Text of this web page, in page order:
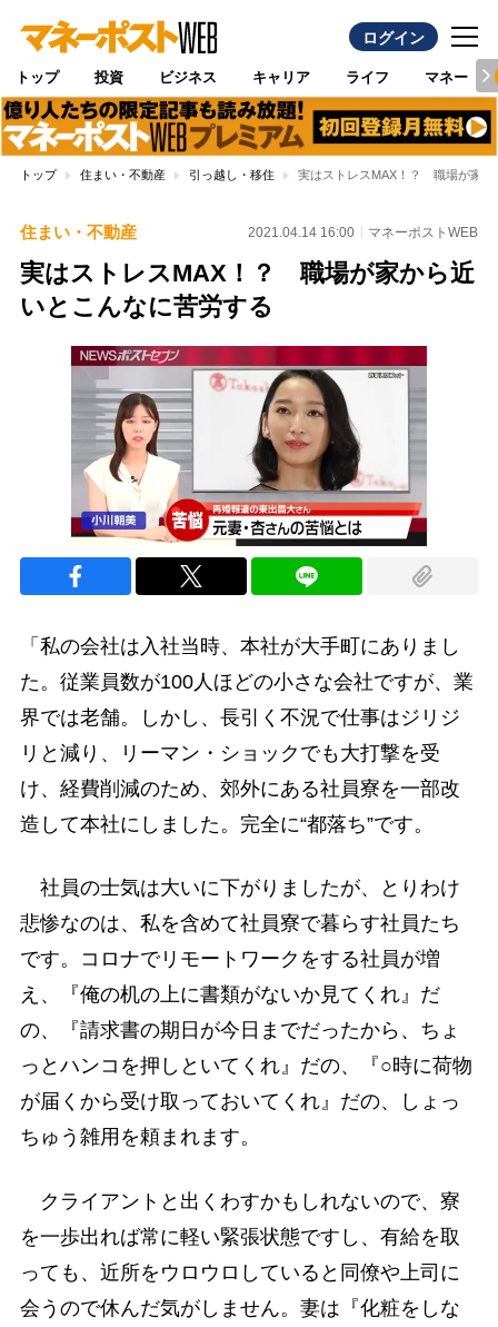
ログイン
トップ 投資 ビジネス キャリア ライフ マネー
トップ 住まい・不動産 引っ越し・移住 実はストレスMAX！？ 職場が家か
住まい・不動産 2021.04.14 16:00 マネーポストWEB
実はストレスMAX！？ 職場が家から近
いとこんなに苦労する
「私の会社は入社当時、本社が大手町にありまし
た。従業員数が100人ほどの小さな会社ですが、業
界では老舗。しかし、長引く不況で仕事はジリジ
リと減り、リーマン・ショックでも大打撃を受
け、経費削減のため、郊外にある社員寮を一部改
造して本社にしました。完全に“都落ち”です。
社員の士気は大いに下がりましたが、とりわけ
悲惨なのは、私を含めて社員寮で暮らす社員たち
です。コロナでリモートワークをする社員が増
え、『俺の机の上に書類がないか見てくれ』だ
の、『請求書の期日が今日までだったから、ちょ
っとハンコを押しといてくれ』だの、『○時に荷物
が届くから受け取っておいてくれ』だの、しょっ
ちゅう雑用を頼まれます。
クライアントと出くわすかもしれないので、寮
を一歩出れば常に軽い緊張状態ですし、有給を取
っても、近所をウロウロしていると同僚や上司に
会うので休んだ気がしません。妻は『化粧をしな